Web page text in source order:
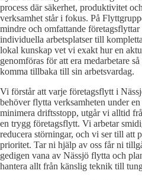
process där säkerhet, produktivitet
verksamhet står i fokus. På
mindre och omfattande
individuella arbetsplatser till
lokal kunskap vet vi exakt hur en
genomföras för att era medarbetare
komma tillbaka till sin arbetsvardag.
Vi förstår att varje företagsflytt i
behöver flytta verksamheten under
minimera driftsstopp, utgår vi alltid
en trygg företagsflytt. Vi arbetar
reducera störningar, och vi ser till att
prioritet. Tar ni hjälp av oss får ni
gedigen vana av Nässjö flytta och
hantera allt från känslig teknik till